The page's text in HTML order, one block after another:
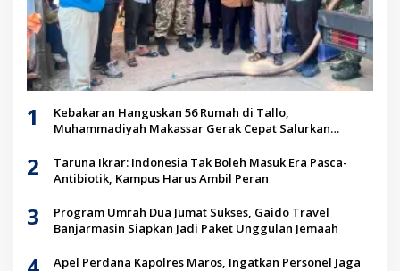
1
Kebakaran Hanguskan 56 Rumah di Tallo,
Muhammadiyah Makassar Gerak Cepat Salurkan
2
Taruna Ikrar: Indonesia Tak Boleh Masuk Era Pasca-
Antibiotik, Kampus Harus Ambil Peran
3
Program Umrah Dua Jumat Sukses, Gaido Travel
Banjarmasin Siapkan Jadi Paket Unggulan Jemaah
Apel Perdana Kapolres Maros, Ingatkan Personel Jaga